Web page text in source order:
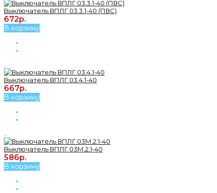
Выключатель ВПЛГ 03.3.1-40 (ПВС)
672р.
В корзину
Выключатель ВПЛГ 03.4.1-40
667р.
В корзину
Выключатель ВПЛГ 03М.2.1-40
586р.
В корзину